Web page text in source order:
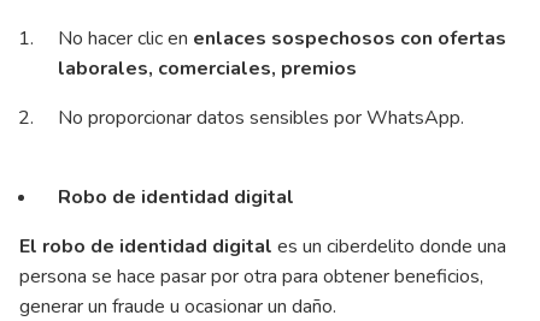
No hacer clic en enlaces sospechosos con ofertas
laborales, comerciales, premios
No proporcionar datos sensibles por WhatsApp.
Robo de identidad digital
El robo de identidad digital es un ciberdelito donde una
persona se hace pasar por otra para obtener beneficios,
generar un fraude u ocasionar un daño.